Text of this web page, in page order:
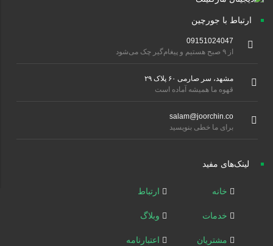
ارتباط با جورچین
09151024047
مشهد، سر صارمی ۶۰ پلاک ۲۹
قهوه ما همیشه آماده است
salam@joorchin.co
برای ما خطی بنویسید
لینک‌های مفید
خانه
خدمات
مشتریان
ارتباط
وبلاگ
اعتبارنامه